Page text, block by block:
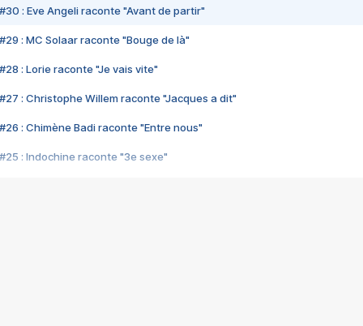
#30 : Eve Angeli raconte "Avant de partir"
#29 : MC Solaar raconte "Bouge de là"
#28 : Lorie raconte "Je vais vite"
#27 : Christophe Willem raconte "Jacques a dit"
#26 : Chimène Badi raconte "Entre nous"
#25 : Indochine raconte "3e sexe"